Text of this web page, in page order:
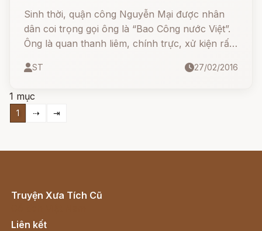
Sinh thời, quận công Nguyễn Mại được nhân
dân coi trọng gọi ông là “Bao Công nước Việt”.
Ông là quan thanh liêm, chính trực, xử kiện rất
ST 27/02/2016
1 mục
1 ⇢ ⇥
Truyện Xưa Tích Cũ
Liên kết